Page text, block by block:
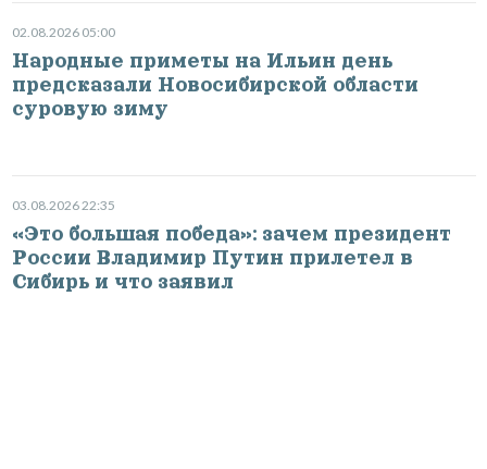
02.08.2026 05:00
Народные приметы на Ильин день
предсказали Новосибирской области
суровую зиму
03.08.2026 22:35
«Это большая победа»: зачем президент
России Владимир Путин прилетел в
Сибирь и что заявил